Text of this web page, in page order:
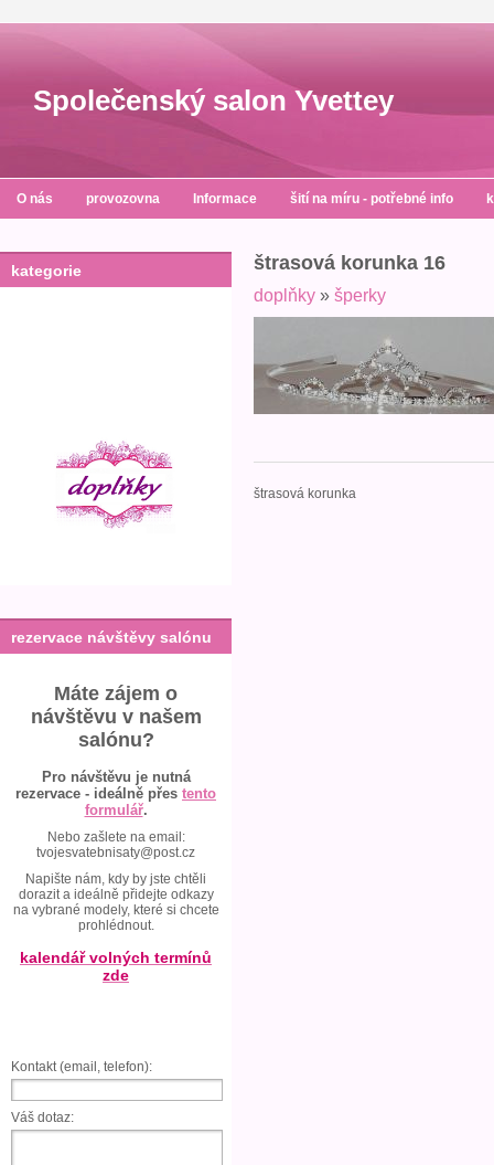
Společenský salon Yvettey
O nás provozovna Informace šití na míru - potřebné info
kategorie
rezervace návštěvy salónu
Máte zájem o
návštěvu v našem
salónu?
Pro návštěvu je nutná
rezervace - ideálně přes tento
formulář.
Nebo zašlete na email:
tvojesvatebnisaty@post.cz
Napište nám, kdy by jste chtěli
dorazit a ideálně přidejte odkazy
na vybrané modely, které si chcete
prohlédnout.
kalendář volných termínů
zde
Kontakt (email, telefon):
Váš dotaz:
štrasová korunka 16
doplňky » šperky
štrasová korunka